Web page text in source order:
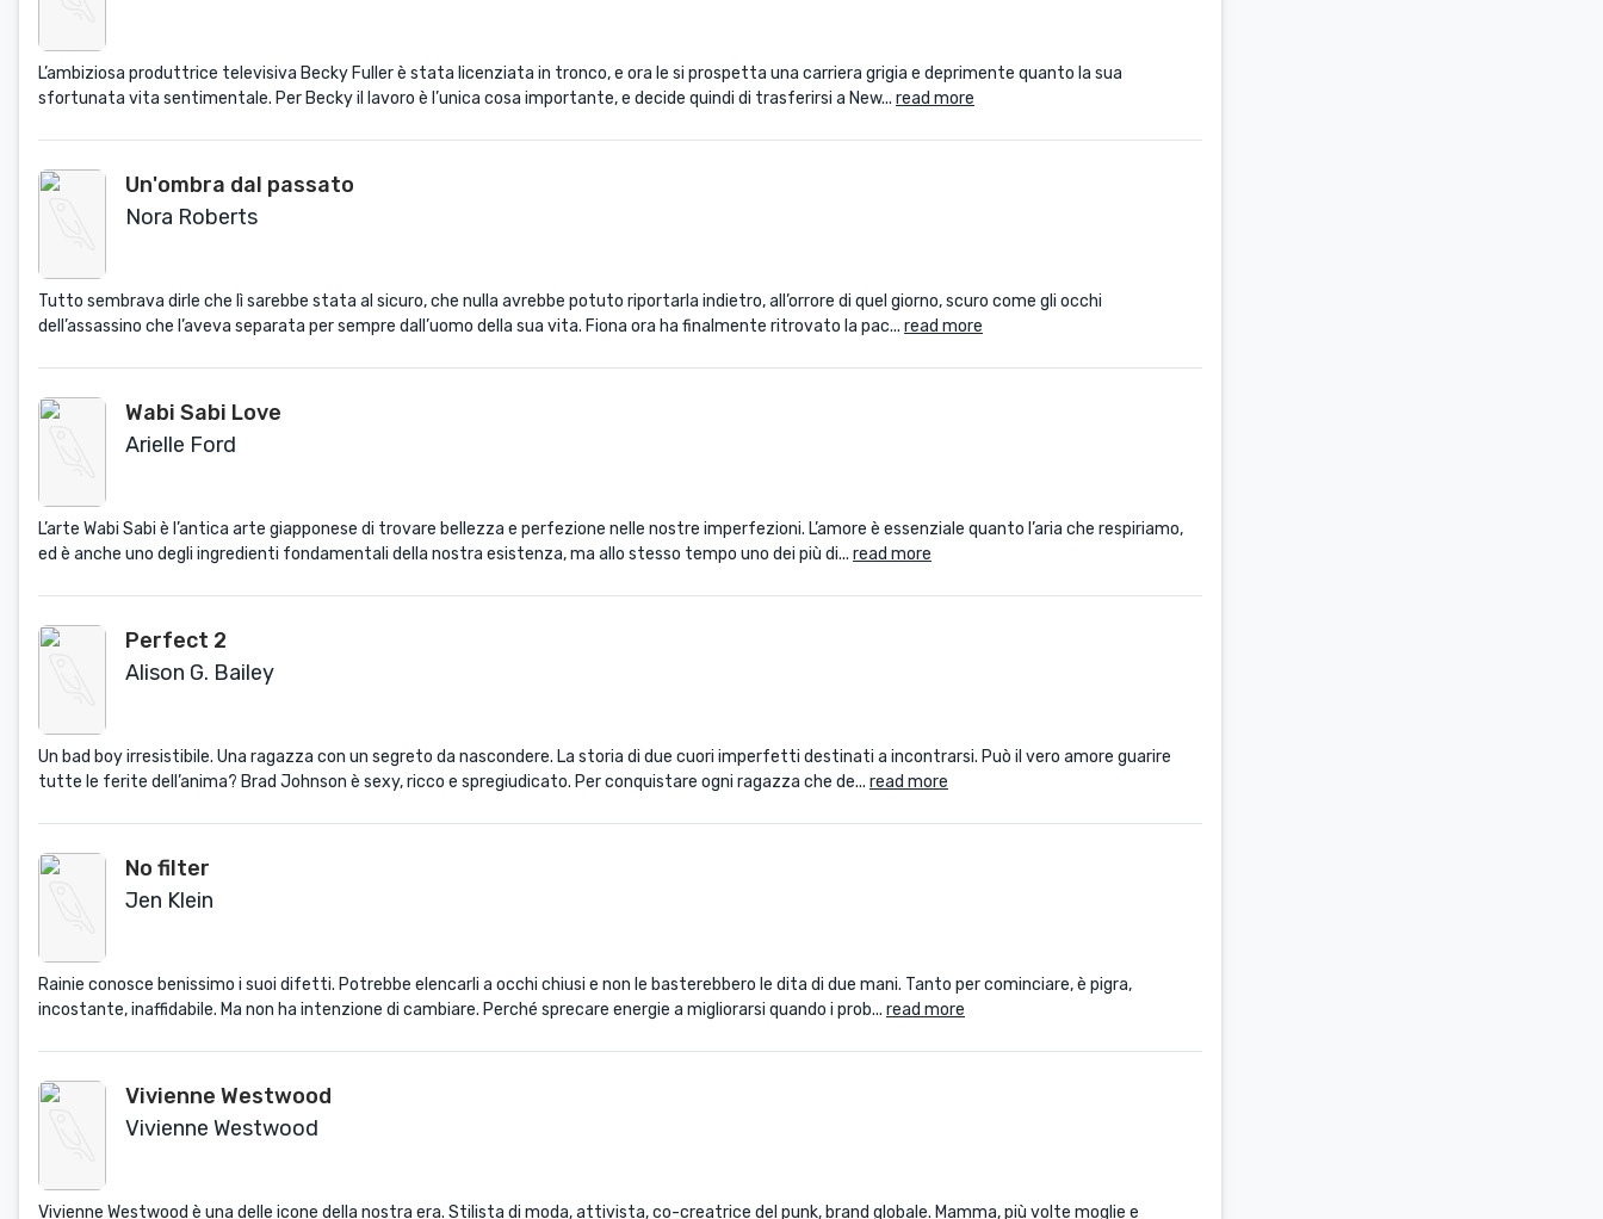
L’ambiziosa produttrice televisiva Becky Fuller è stata licenziata in tronco, e ora le si prospetta una carriera grigia e deprimente quanto la sua
sfortunata vita sentimentale. Per Becky il lavoro è l’unica cosa importante, e decide quindi di trasferirsi a New... read more
Un'ombra dal passato
Nora Roberts
Tutto sembrava dirle che lì sarebbe stata al sicuro, che nulla avrebbe potuto riportarla indietro, all’orrore di quel giorno, scuro come gli occhi
dell’assassino che l’aveva separata per sempre dall’uomo della sua vita. Fiona ora ha finalmente ritrovato la pac... read more
Wabi Sabi Love
Arielle Ford
L’arte Wabi Sabi è l’antica arte giapponese di trovare bellezza e perfezione nelle nostre imperfezioni. L’amore è essenziale quanto l’aria che respiriamo,
ed è anche uno degli ingredienti fondamentali della nostra esistenza, ma allo stesso tempo uno dei più di... read more
Perfect 2
Alison G. Bailey
Un bad boy irresistibile. Una ragazza con un segreto da nascondere. La storia di due cuori imperfetti destinati a incontrarsi. Può il vero amore guarire
tutte le ferite dell’anima? Brad Johnson è sexy, ricco e spregiudicato. Per conquistare ogni ragazza che de... read more
No filter
Jen Klein
Rainie conosce benissimo i suoi difetti. Potrebbe elencarli a occhi chiusi e non le basterebbero le dita di due mani. Tanto per cominciare, è pigra,
incostante, inaffidabile. Ma non ha intenzione di cambiare. Perché sprecare energie a migliorarsi quando i prob... read more
Vivienne Westwood
Vivienne Westwood
Vivienne Westwood è una delle icone della nostra era. Stilista di moda, attivista, co-creatrice del punk, brand globale. Mamma, più volte moglie e